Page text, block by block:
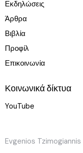
Εκδηλώσεις
Άρθρα
Βιβλία
Προφίλ
Επικοινωνία
Κοινωνικά δίκτυα
YouTube
Evgenios Tzimogiannis